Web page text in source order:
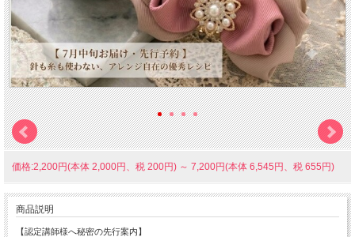
価格:2,200円(本体 2,000円、税 200円) ～ 7,200円(本体 6,545円、税 655円)
商品説明
【認定講師様へ秘密の先行案内】